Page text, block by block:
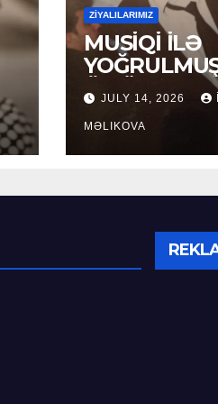
ZİYALILARIMIZ
MUSİQİ İLƏ
ÖMÜR
JULY 14, 2026
MƏLIKOVA